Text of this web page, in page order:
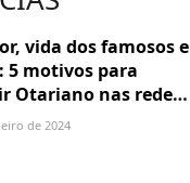
vida dos famosos e
5 motivos para
Otariano nas redes
de 2024